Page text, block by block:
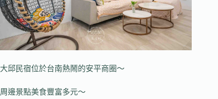
大邱民宿位於台南熱鬧的安平商圈～
周邊景點美食豐富多元～